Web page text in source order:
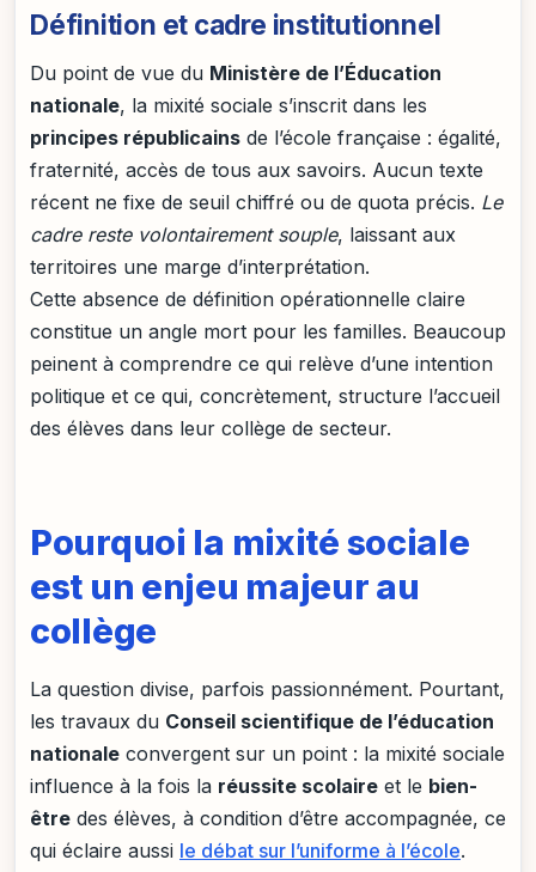
Définition et cadre institutionnel
Du point de vue du Ministère de l’Éducation
nationale, la mixité sociale s’inscrit dans les
principes républicains de l’école française : égalité,
fraternité, accès de tous aux savoirs. Aucun texte
récent ne fixe de seuil chiffré ou de quota précis. Le
cadre reste volontairement souple, laissant aux
territoires une marge d’interprétation.
Cette absence de définition opérationnelle claire
constitue un angle mort pour les familles. Beaucoup
peinent à comprendre ce qui relève d’une intention
politique et ce qui, concrètement, structure l’accueil
des élèves dans leur collège de secteur.
Pourquoi la mixité sociale
est un enjeu majeur au
collège
La question divise, parfois passionnément. Pourtant,
les travaux du Conseil scientifique de l’éducation
nationale convergent sur un point : la mixité sociale
influence à la fois la réussite scolaire et le bien-
être des élèves, à condition d’être accompagnée, ce
qui éclaire aussi le débat sur l’uniforme à l’école.